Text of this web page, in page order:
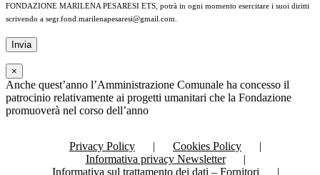
FONDAZIONE MARILENA PESARESI ETS, potrà in ogni momento esercitare i suoi diritti
scrivendo a segr.fond.marilenapesaresi@gmail.com.
×
Anche quest’anno l’Amministrazione Comunale ha concesso il
patrocinio relativamente ai progetti umanitari che la Fondazione
promuoverà nel corso dell’anno
Privacy Policy
Cookies Policy
Informativa privacy Newsletter
Informativa sul trattamento dei dati – Fornitori